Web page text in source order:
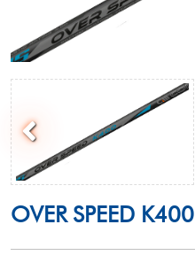
OVER SPEED K400